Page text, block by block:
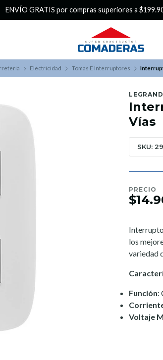
¿Buscas Promociones? ¡Aprovecha nuestros
Electricidad Tomas E Interruptores
LEGRAND
Vías
SKU:
PRECIO
los
variedad
Función:
Voltaje